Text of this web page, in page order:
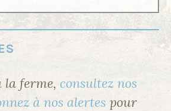
la ferme, consultez nos
à nos alertes pour